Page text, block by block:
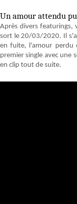
Un amour attendu
Après divers featurings,
sort le 20/03/2020. Il
en fuite, l'amour perdu
premier single avec une
en clip tout de suite.